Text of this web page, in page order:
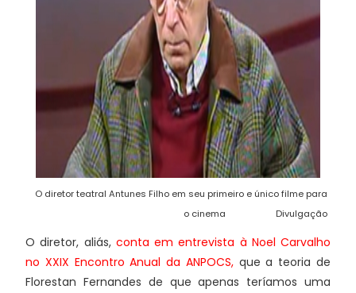
O diretor teatral Antunes Filho em seu primeiro e único filme para
o cinema Divulgação
O diretor, aliás, conta em entrevista à Noel Carvalho
no XXIX Encontro Anual da ANPOCS, que a teoria de
Florestan Fernandes de que apenas teríamos uma